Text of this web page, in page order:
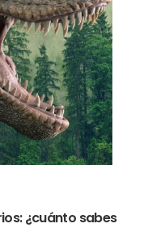
¿cuánto sabes